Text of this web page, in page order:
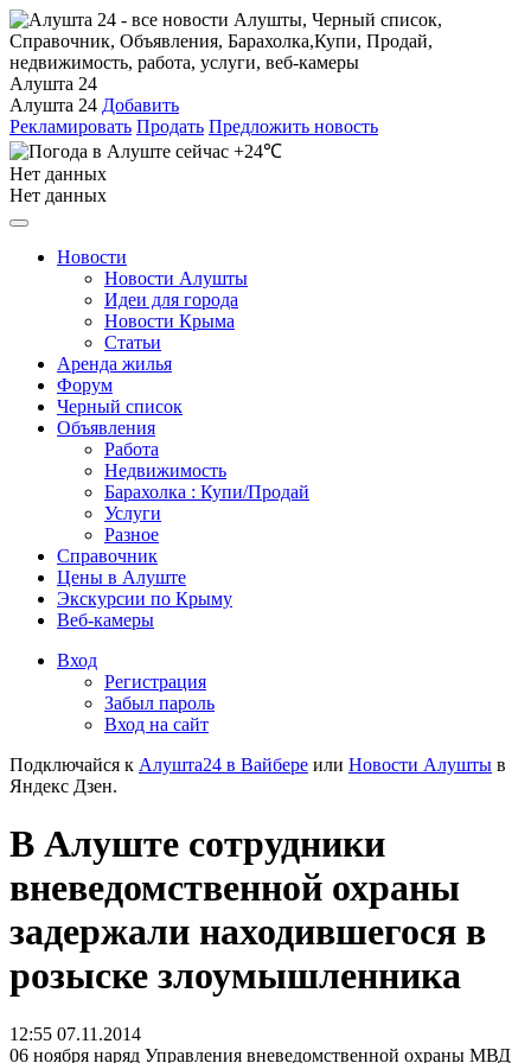
Алушта 24
Алушта 24 Добавить
Рекламировать Продать Предложить новость
+24℃
Нет данных
Нет данных
Новости
Новости Алушты
Идеи для города
Новости Крыма
Статьи
Аренда жилья
Форум
Черный список
Объявления
Работа
Недвижимость
Барахолка : Купи/Продай
Услуги
Разное
Справочник
Цены в Алуште
Экскурсии по Крыму
Веб-камеры
Вход
Регистрация
Забыл пароль
Вход на сайт
Подключайся к Алушта24 в Вайбере или Новости Алушты в
Яндекс Дзен.
В Алуште сотрудники
вневедомственной охраны
задержали находившегося в
розыске злоумышленника
12:55 07.11.2014
06 ноября наряд Управления вневедомственной охраны МВД